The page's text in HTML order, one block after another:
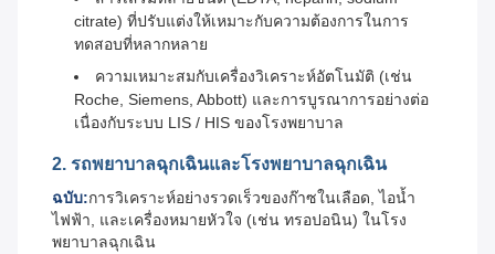
citrate) ที่ปรับแต่งให้เหมาะกับความต้องการในการ
ทดสอบที่หลากหลาย
ความเหมาะสมกับเครื่องวิเคราะห์อัตโนมัติ (เช่น
Roche, Siemens, Abbott) และการบูรณาการอย่างต่อ
เนื่องกับระบบ LIS / HIS ของโรงพยาบาล
2. รถพยาบาลฉุกเฉินและโรงพยาบาลฉุกเฉิน
ฉบับ:การวิเคราะห์อย่างรวดเร็วของก๊าซในเลือด, ไอนํ้า
ไฟฟ้า, และเครื่องหมายหัวใจ (เช่น ทรอปอนิน) ในโรง
พยาบาลฉุกเฉิน